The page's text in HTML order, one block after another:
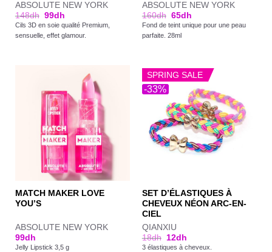
ABSOLUTE NEW YORK
148dh 99dh
Cils 3D en soie qualité Premium,
sensuelle, effet glamour.
ABSOLUTE NEW YORK
160dh 65dh
Fond de teint unique pour une peau
parfaite. 28ml
MATCH MAKER LOVE
YOU’S
ABSOLUTE NEW YORK
99dh
Jelly Lipstick 3,5 g
-33%
SPRING SALE
SET D’ÉLASTIQUES À
CHEVEUX NÉON ARC-EN-
CIEL
QIANXIU
18dh 12dh
3 élastiques à cheveux.